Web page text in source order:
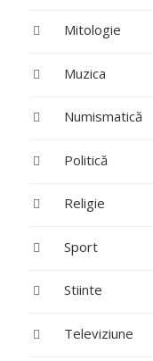
Mitologie
Muzica
Numismatică
Politică
Religie
Sport
Stiinte
Televiziune